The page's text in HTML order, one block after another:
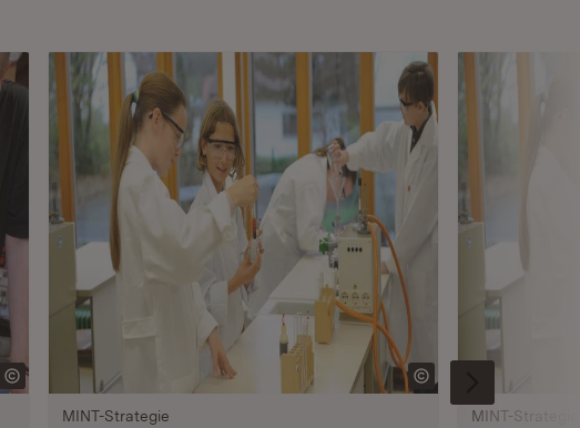
MINT-Strategie MINT-Strategie